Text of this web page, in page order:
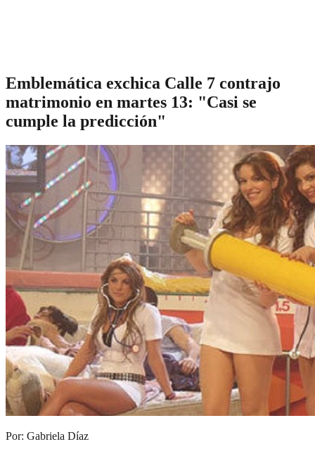
Emblemática exchica Calle 7 contrajo
matrimonio en martes 13: "Casi se
cumple la predicción"
Por: Gabriela Díaz